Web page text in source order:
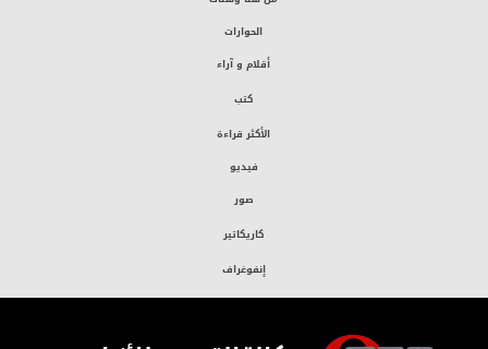
الحوارات
أقلام و آراء
كتب
الأكثر قراءة
فيديو
صور
كاريكاتير
إنفوغراف